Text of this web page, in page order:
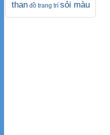
than đồ trang trí sỏi màu